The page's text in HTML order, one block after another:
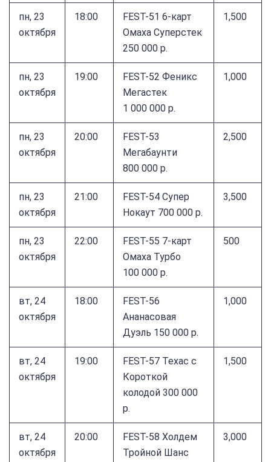
пн, 23
октября
18:00
FEST-51 6-карт
Омаха Суперстек
250 000 р.
1,500
пн, 23
октября
19:00
FEST-52 Феникс
Мегастек
1 000 000 р.
1,000
пн, 23
октября
20:00
FEST-53
Мегабаунти
800 000 р.
2,500
пн, 23
октября
21:00
FEST-54 Супер
Нокаут 700 000 р.
3,500
пн, 23
октября
22:00
FEST-55 7-карт
Омаха Турбо
100 000 р.
500
вт, 24
октября
18:00
FEST-56
Ананасовая
Дуэль 150 000 р.
1,000
вт, 24
октября
19:00
FEST-57 Техас с
Короткой
колодой 300 000
р.
1,500
вт, 24
октября
20:00
FEST-58 Холдем
Тройной Шанс
3,000